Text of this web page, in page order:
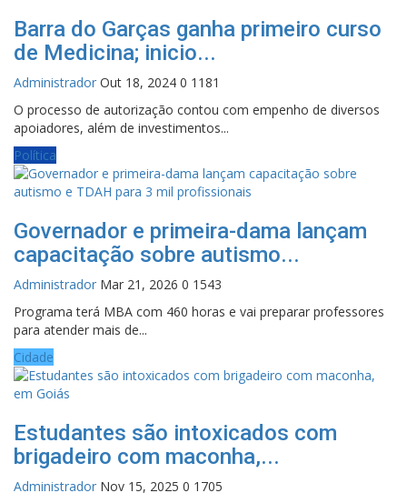
Barra do Garças ganha primeiro curso
de Medicina; inicio...
Administrador Out 18, 2024 0 1181
O processo de autorização contou com empenho de diversos
apoiadores, além de investimentos...
Política
Governador e primeira-dama lançam
capacitação sobre autismo...
Administrador Mar 21, 2026 0 1543
Programa terá MBA com 460 horas e vai preparar professores
para atender mais de...
Cidade
Estudantes são intoxicados com
brigadeiro com maconha,...
Administrador Nov 15, 2025 0 1705